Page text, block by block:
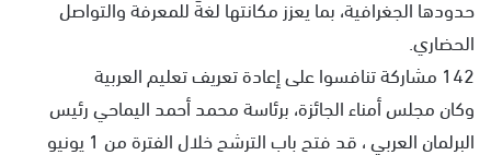
حدودها الجغرافية، بما يعزز مكانتها لغةً للمعرفة والتواصل
الحضاري.
142 مشاركة تنافسوا على إعادة تعريف تعليم العربية
وكان مجلس أمناء الجائزة، برئاسة محمد أحمد اليماحي رئيس
البرلمان العربي ، قد فتح باب الترشح خلال الفترة من 1 يونيو